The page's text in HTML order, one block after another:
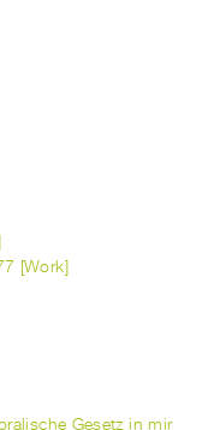
[Work]
Gesetz in mir